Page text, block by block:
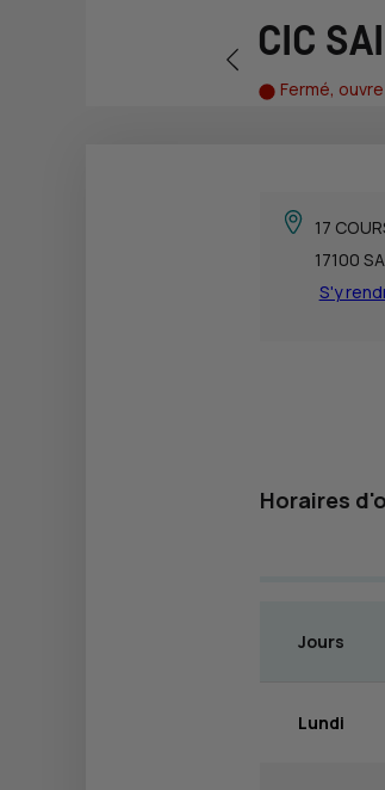
Retour vers la
CIC
Fermé,
17
17100
S'y
Horaires
Jours
Lundi